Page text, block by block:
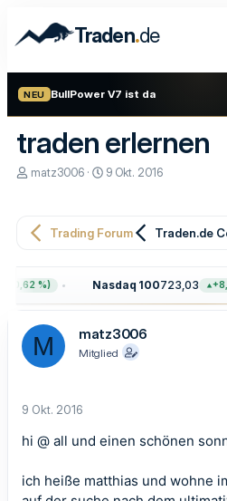
Traden.de
NEU BullPower V7 ist da
traden erlernen
E
e
r
matz3006
E
e
a
m
9 Okt. 2016
Trading Forum Traden.de
%) Nasdaq 100723,03
M matz3006
Mitglied
9 Okt. 2016
hi @ all und einen schönen
ich heiße matthias und wohne